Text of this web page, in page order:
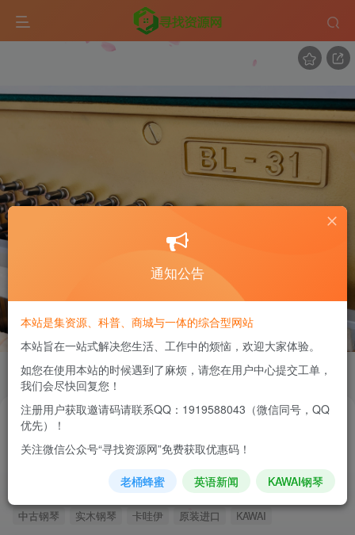
KAWAI卡瓦依BL-31稀缺白色系家用教学考级专用立
KAWAI卡瓦依BL-31稀缺白色系家用教学考级专用立式实木钢琴
中古钢琴 实木钢琴 卡哇伊 原装进口 KAWAI
￥16500
通知公告
本站是集资源、科普、商城与一体的综合型网站
本站旨在一站式解决您生活、工作中的烦恼，欢迎大家体验。
如您在使用本站的时候遇到了麻烦，请您在用户中心提交工单，
我们会尽快回复您！
注册用户获取邀请码请联系QQ：1919588043（微信同号，QQ
优先）！
关注微信公众号“寻找资源网”免费获取优惠码！
老桶蜂蜜 英语新闻 KAWAI钢琴